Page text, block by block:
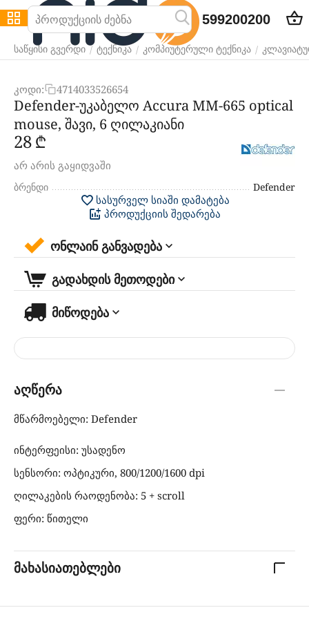
599200200
საწყისი გვერდი / ტექნიკა / კომპიუტერული ტექნიკა /
კოდი: 4714033526654
Defender-უკაბელო Accura MM-665 optical
mouse, შავი, 6 ღილაკიანი
‍28‍₾
არ არის გაყიდვაში
ბრენდი Defender
სასურველ სიაში დამატება
პროდუქციის შედარება
ონლაინ განვადება
გადახდის მეთოდები
მიწოდება
აღწერა
მწარმოებელი: Defender
ინტერფეისი: უსადენო
სენსორი: ოპტიკური, 800/1200/1600 dpi
ღილაკების რაოდენობა: 5 + scroll
ფერი: წითელი
მახასიათებლები